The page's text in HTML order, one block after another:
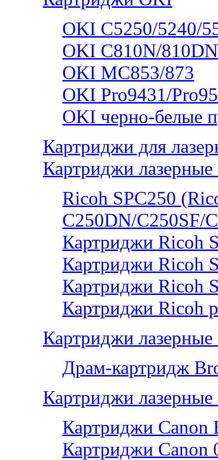
OKI C5250/5240/
OKI C810N/
OKI MC853/873
OKI Pro9431/
OKI черно-белые
Картриджи для
Картриджи
Ricoh SPC250
C250DN/C250SF/
Картриджи Ricoh
Картриджи Ricoh
Картриджи Ricoh
Картриджи Ricoh
Картриджи
Драм-картридж
Картриджи лазерные
Картриджи Canon
Картриджи Canon